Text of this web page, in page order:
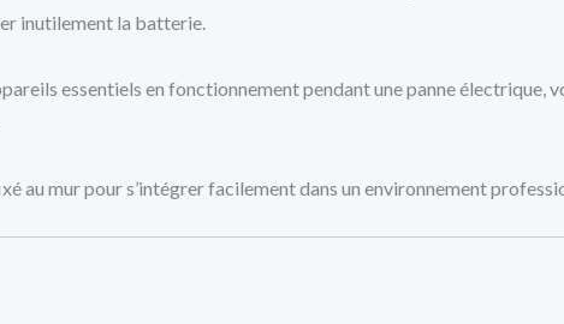
inutilement la batterie.
essentiels en fonctionnement pendant une panne électrique,
au mur pour s’intégrer facilement dans un environnement